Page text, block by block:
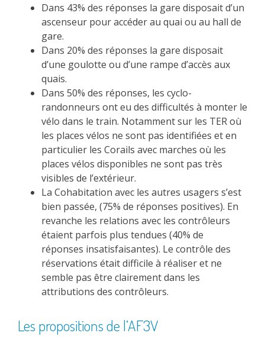
Dans 43% des réponses la gare disposait d’un
ascenseur pour accéder au quai ou au hall de
gare.
Dans 20% des réponses la gare disposait
d’une goulotte ou d’une rampe d’accès aux
quais.
Dans 50% des réponses, les cyclo-
randonneurs ont eu des difficultés à monter le
vélo dans le train. Notamment sur les TER où
les places vélos ne sont pas identifiées et en
particulier les Corails avec marches où les
places vélos disponibles ne sont pas très
visibles de l’extérieur.
La Cohabitation avec les autres usagers s’est
bien passée, (75% de réponses positives). En
revanche les relations avec les contrôleurs
étaient parfois plus tendues (40% de
réponses insatisfaisantes). Le contrôle des
réservations était difficile à réaliser et ne
semble pas être clairement dans les
attributions des contrôleurs.
Les propositions de l’AF3V